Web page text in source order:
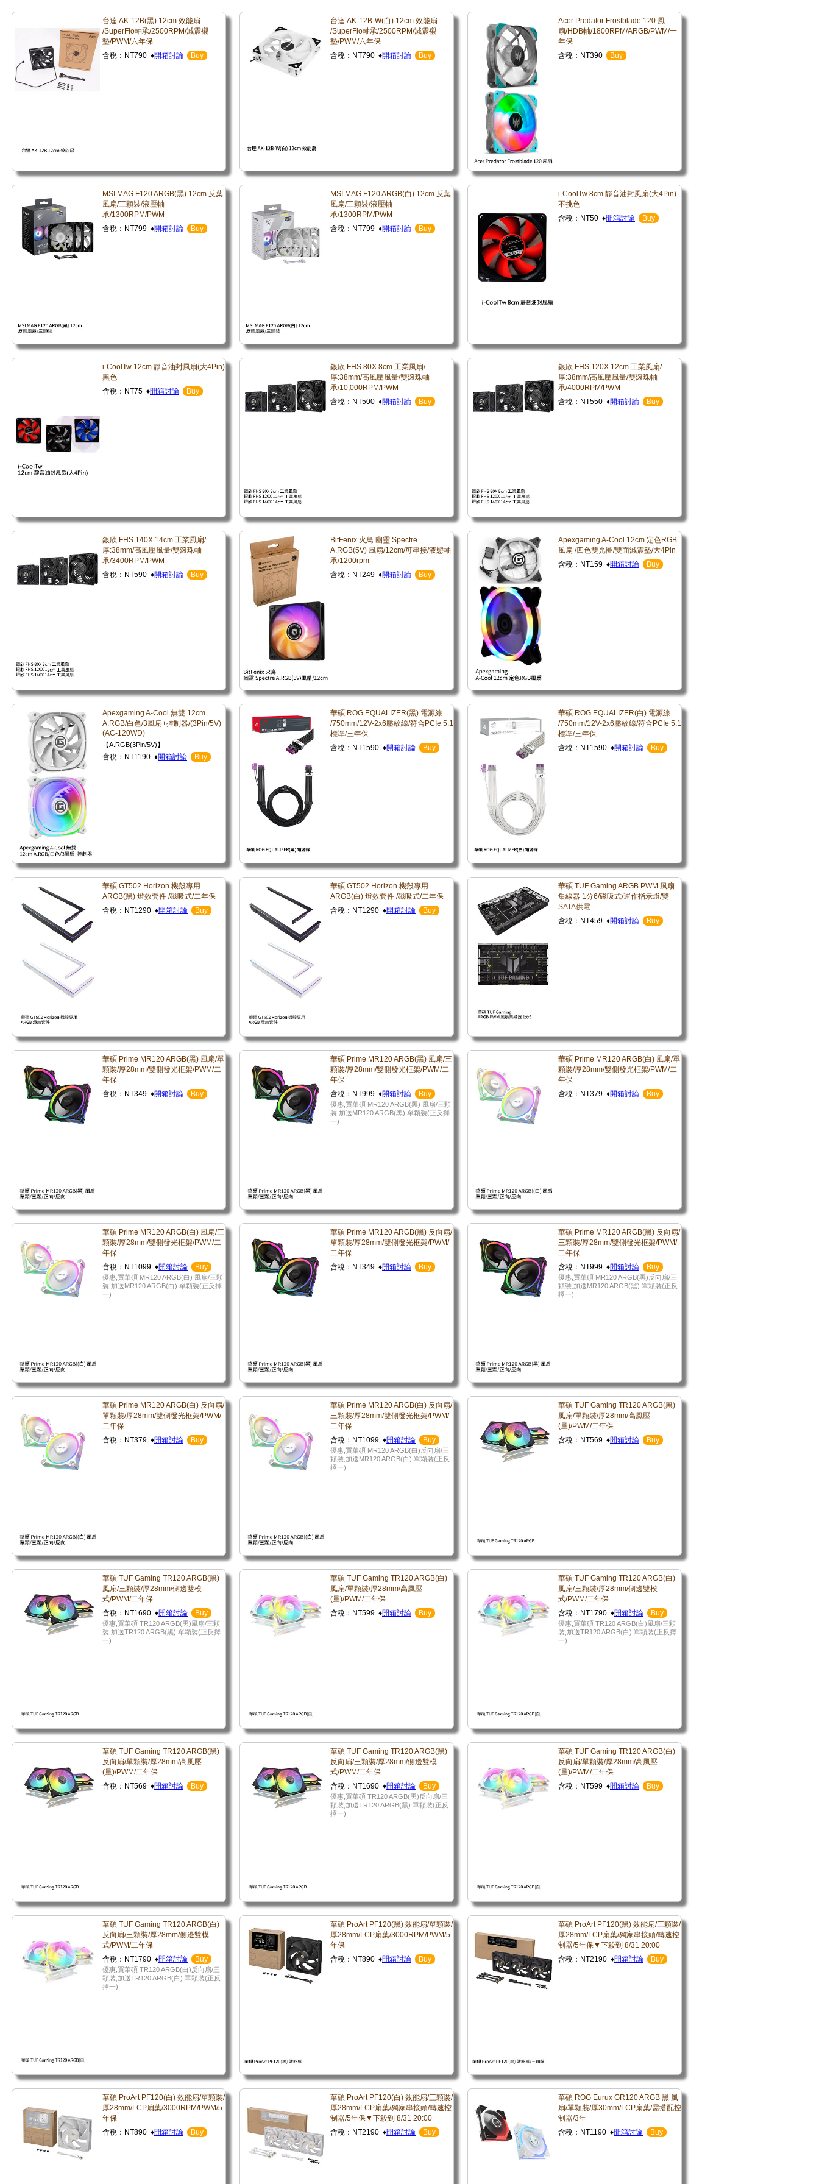
台達 AK-12B(黑) 12cm 效能扇
/SuperFlo軸承/2500RPM/減震襯
墊/PWM/六年保
含稅：NT790 ♦開箱討論 Buy
台達 AK-12B-W(白) 12cm 效能扇
/SuperFlo軸承/2500RPM/減震襯
墊/PWM/六年保
含稅：NT790 ♦開箱討論 Buy
Acer Predator Frostblade 120 風
扇/HDB軸/1800RPM/ARGB/PWM/一
年保
含稅：NT390
Buy
MSI MAG F120 ARGB(黑) 12cm 反葉
風扇/三顆裝/液壓軸
承/1300RPM/PWM
含稅：NT799 ♦開箱討論 Buy
MSI MAG F120 ARGB(白) 12cm 反葉
風扇/三顆裝/液壓軸
承/1300RPM/PWM
含稅：NT799 ♦開箱討論 Buy
i-CoolTw 8cm 靜音油封風扇(大4Pin)
不挑色
含稅：NT50 ♦開箱討論 Buy
i-CoolTw 12cm 靜音油封風扇(大4Pin)
黑色
含稅：NT75 ♦開箱討論 Buy
銀欣 FHS 80X 8cm 工業風扇/
厚:38mm/高風壓風量/雙滾珠軸
承/10,000RPM/PWM
含稅：NT500 ♦開箱討論 Buy
銀欣 FHS 120X 12cm 工業風扇/
厚:38mm/高風壓風量/雙滾珠軸
承/4000RPM/PWM
含稅：NT550 ♦開箱討論 Buy
銀欣 FHS 140X 14cm 工業風扇/
厚:38mm/高風壓風量/雙滾珠軸
承/3400RPM/PWM
含稅：NT590 ♦開箱討論 Buy
BitFenix 火鳥 幽靈 Spectre
A.RGB(5V) 風扇/12cm/可串接/液態軸
承/1200rpm
含稅：NT249 ♦開箱討論 Buy
Apexgaming A-Cool 12cm 定色RGB
風扇 /四色雙光圈/雙面減震墊/大4Pin
含稅：NT159 ♦開箱討論 Buy
Apexgaming A-Cool 無雙 12cm
A.RGB/白色/3風扇+控制器/(3Pin/5V)
(AC-120WD)
【A.RGB(3Pin/5V)】
含稅：NT1190 ♦開箱討論 Buy
華碩 ROG EQUALIZER(黑) 電源線
/750mm/12V-2x6壓紋線/符合PCIe 5.1
標準/三年保
含稅：NT1590 ♦開箱討論 Buy
華碩 ROG EQUALIZER(白) 電源線
/750mm/12V-2x6壓紋線/符合PCIe 5.1
標準/三年保
含稅：NT1590 ♦開箱討論 Buy
華碩 GT502 Horizon 機殼專用
ARGB(黑) 燈效套件 /磁吸式/二年保
含稅：NT1290 ♦開箱討論 Buy
華碩 GT502 Horizon 機殼專用
ARGB(白) 燈效套件 /磁吸式/二年保
含稅：NT1290 ♦開箱討論 Buy
華碩 TUF Gaming ARGB PWM 風扇
集線器 1分6/磁吸式/運作指示燈/雙
SATA供電
含稅：NT459 ♦開箱討論 Buy
華碩 Prime MR120 ARGB(黑) 風扇/單
顆裝/厚28mm/雙側發光框架/PWM/二
年保
含稅：NT349 ♦開箱討論 Buy
華碩 Prime MR120 ARGB(黑) 風扇/三
顆裝/厚28mm/雙側發光框架/PWM/二
年保
含稅：NT999 ♦開箱討論 Buy
優惠,買華碩 MR120 ARGB(黑) 風扇/三顆
裝,加送MR120 ARGB(黑) 單顆裝(正反擇
一)
華碩 Prime MR120 ARGB(白) 風扇/單
顆裝/厚28mm/雙側發光框架/PWM/二
年保
含稅：NT379 ♦開箱討論 Buy
華碩 Prime MR120 ARGB(白) 風扇/三
顆裝/厚28mm/雙側發光框架/PWM/二
年保
含稅：NT1099 ♦開箱討論 Buy
優惠,買華碩 MR120 ARGB(白) 風扇/三顆
裝,加送MR120 ARGB(白) 單顆裝(正反擇
一)
華碩 Prime MR120 ARGB(黑) 反向扇/
單顆裝/厚28mm/雙側發光框架/PWM/
二年保
含稅：NT349 ♦開箱討論 Buy
華碩 Prime MR120 ARGB(黑) 反向扇/
三顆裝/厚28mm/雙側發光框架/PWM/
二年保
含稅：NT999 ♦開箱討論 Buy
優惠,買華碩 MR120 ARGB(黑)反向扇/三
顆裝,加送MR120 ARGB(黑) 單顆裝(正反
擇一)
華碩 Prime MR120 ARGB(白) 反向扇/
單顆裝/厚28mm/雙側發光框架/PWM/
二年保
含稅：NT379 ♦開箱討論 Buy
華碩 Prime MR120 ARGB(白) 反向扇/
三顆裝/厚28mm/雙側發光框架/PWM/
二年保
含稅：NT1099 ♦開箱討論 Buy
優惠,買華碩 MR120 ARGB(白)反向扇/三
顆裝,加送MR120 ARGB(白) 單顆裝(正反
擇一)
華碩 TUF Gaming TR120 ARGB(黑)
風扇/單顆裝/厚28mm/高風壓
(量)/PWM/二年保
含稅：NT569 ♦開箱討論 Buy
華碩 TUF Gaming TR120 ARGB(黑)
風扇/三顆裝/厚28mm/側邊雙模
式/PWM/二年保
含稅：NT1690 ♦開箱討論 Buy
優惠,買華碩 TR120 ARGB(黑)風扇/三顆
裝,加送TR120 ARGB(黑) 單顆裝(正反擇
一)
華碩 TUF Gaming TR120 ARGB(白)
風扇/單顆裝/厚28mm/高風壓
(量)/PWM/二年保
含稅：NT599 ♦開箱討論 Buy
華碩 TUF Gaming TR120 ARGB(白)
風扇/三顆裝/厚28mm/側邊雙模
式/PWM/二年保
含稅：NT1790 ♦開箱討論 Buy
優惠,買華碩 TR120 ARGB(白)風扇/三顆
裝,加送TR120 ARGB(白) 單顆裝(正反擇
一)
華碩 TUF Gaming TR120 ARGB(黑)
反向扇/單顆裝/厚28mm/高風壓
(量)/PWM/二年保
含稅：NT569 ♦開箱討論 Buy
華碩 TUF Gaming TR120 ARGB(黑)
反向扇/三顆裝/厚28mm/側邊雙模
式/PWM/二年保
含稅：NT1690 ♦開箱討論 Buy
優惠,買華碩 TR120 ARGB(黑)反向扇/三
顆裝,加送TR120 ARGB(黑) 單顆裝(正反
擇一)
華碩 TUF Gaming TR120 ARGB(白)
反向扇/單顆裝/厚28mm/高風壓
(量)/PWM/二年保
含稅：NT599 ♦開箱討論 Buy
華碩 TUF Gaming TR120 ARGB(白)
反向扇/三顆裝/厚28mm/側邊雙模
式/PWM/二年保
含稅：NT1790 ♦開箱討論 Buy
優惠,買華碩 TR120 ARGB(白)反向扇/三
顆裝,加送TR120 ARGB(白) 單顆裝(正反
擇一)
華碩 ProArt PF120(黑) 效能扇/單顆裝/
厚28mm/LCP扇葉/3000RPM/PWM/5
年保
含稅：NT890 ♦開箱討論 Buy
華碩 ProArt PF120(黑) 效能扇/三顆裝/
厚28mm/LCP扇葉/獨家串接頭/轉速控
制器/5年保▼下殺到 8/31 20:00
含稅：NT2190 ♦開箱討論 Buy
華碩 ProArt PF120(白) 效能扇/單顆裝/
厚28mm/LCP扇葉/3000RPM/PWM/5
年保
含稅：NT890 ♦開箱討論 Buy
華碩 ProArt PF120(白) 效能扇/三顆裝/
厚28mm/LCP扇葉/獨家串接頭/轉速控
制器/5年保▼下殺到 8/31 20:00
含稅：NT2190 ♦開箱討論 Buy
華碩 ROG Eurux GR120 ARGB 黑 風
扇/單顆裝/厚30mm/LCP扇葉/需搭配控
制器/3年
含稅：NT1190 ♦開箱討論 Buy